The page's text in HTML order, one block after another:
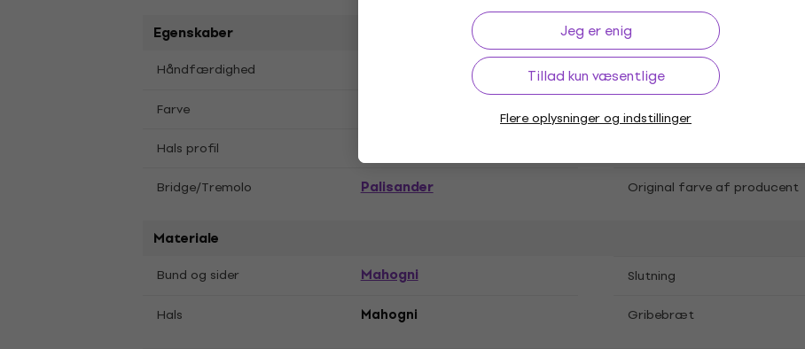
Jeg er enig
Tillad kun væsentlige
Flere oplysninger og indstillinger
Egenskaber
Håndfærdighed Cutaway
Farve Antallet af bånd
Hals profil
Bridge/Tremolo Palisander Original farve af producent
Materiale
Bund og sider Mahogni Slutning
Hals Mahogni Gribebræt